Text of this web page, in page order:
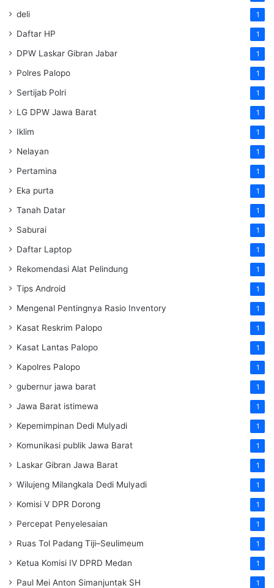
deli 1
Daftar HP 1
DPW Laskar Gibran Jabar 1
Polres Palopo 1
Sertijab Polri 1
LG DPW Jawa Barat 1
Iklim 1
Nelayan 1
Pertamina 1
Eka purta 1
Tanah Datar 1
Saburai 1
Daftar Laptop 1
Rekomendasi Alat Pelindung 1
Tips Android 1
Mengenal Pentingnya Rasio Inventory 1
Kasat Reskrim Palopo 1
Kasat Lantas Palopo 1
Kapolres Palopo 1
gubernur jawa barat 1
Jawa Barat istimewa 1
Kepemimpinan Dedi Mulyadi 1
Komunikasi publik Jawa Barat 1
Laskar Gibran Jawa Barat 1
Wilujeng Milangkala Dedi Mulyadi 1
Komisi V DPR Dorong 1
Percepat Penyelesaian 1
Ruas Tol Padang Tiji–Seulimeum 1
Ketua Komisi IV DPRD Medan 1
Paul Mei Anton Simanjuntak SH 1